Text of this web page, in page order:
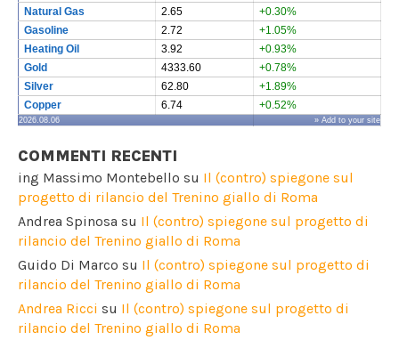
Natural Gas
2.65
+0.30%
Gasoline
2.72
+1.05%
Heating Oil
3.92
+0.93%
Gold
4333.60
+0.78%
Silver
62.80
+1.89%
Copper
6.74 +0.52%
2026.08.06 » Add to your site
COMMENTI RECENTI
ing Massimo Montebello su Il (contro) spiegone sul
progetto di rilancio del Trenino giallo di Roma
Andrea Spinosa su Il (contro) spiegone sul progetto di
rilancio del Trenino giallo di Roma
Guido Di Marco su Il (contro) spiegone sul progetto di
rilancio del Trenino giallo di Roma
Andrea Ricci su Il (contro) spiegone sul progetto di
rilancio del Trenino giallo di Roma